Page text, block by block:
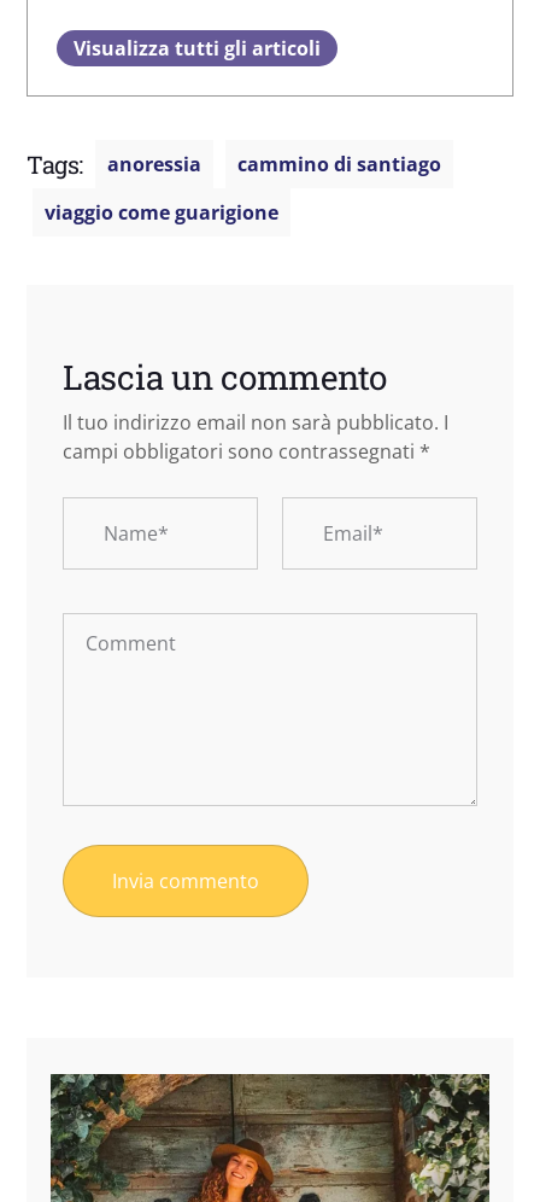
Visualizza tutti gli articoli
Tags: anoressia
cammino di santiago
viaggio come guarigione
Lascia un commento
Il tuo indirizzo email non sarà pubblicato. I
campi obbligatori sono contrassegnati *